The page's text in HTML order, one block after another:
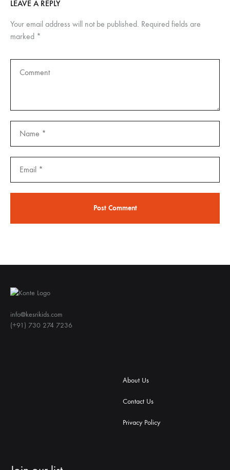
LEAVE A REPLY
Your email address will not be published. Required fields are
marked *
info@kesrikids.com
(+91) 730 274 7236
About Us
Contact Us
Privacy Policy